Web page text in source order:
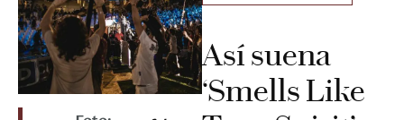
Así suena
‘Smells Like